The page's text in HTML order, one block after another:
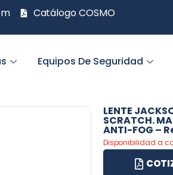
Catálogo COSMO
Equipos De Seguridad
LENTE
SCRATCH.
ANTI-FOG –
Disponibilidad a